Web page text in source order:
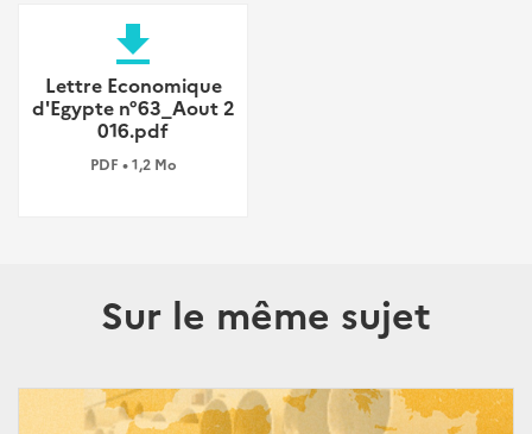
file_download
Lettre Economique
d'Egypte n°63_Aout 2
016.pdf
PDF • 1,2 Mo
Sur le même sujet